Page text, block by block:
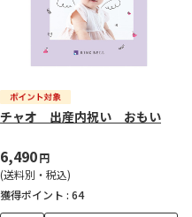
チャオ 出産内祝い おもい
6,490円
(送料別・税込)
獲得ポイント : 64